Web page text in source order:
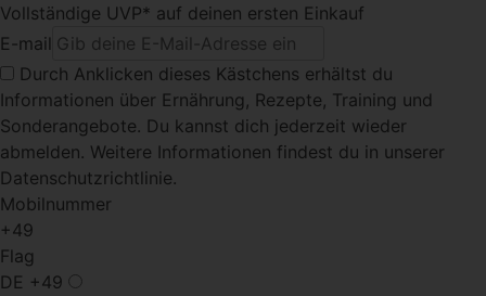
Vollständige UVP* auf deinen ersten Einkauf
E-mail
Durch Anklicken dieses Kästchens erhältst du
Informationen über Ernährung, Rezepte, Training und
Sonderangebote. Du kannst dich jederzeit wieder
abmelden. Weitere Informationen findest du in unserer
Datenschutzrichtlinie.
Mobilnummer
+49
Flag
DE +49